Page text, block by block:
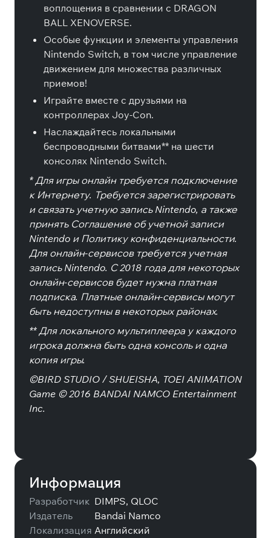
воплощения в сравнении с DRAGON
BALL XENOVERSE.
Особые функции и элементы управления
Nintendo Switch, в том числе управление
движением для множества различных
приемов!
Играйте вместе с друзьями на
контроллерах Joy-Con.
Наслаждайтесь локальными
беспроводными битвами** на шести
консолях Nintendo Switch.
* Для игры онлайн требуется подключение
к Интернету. Требуется зарегистрировать
и связать учетную запись Nintendo, а также
принять Соглашение об учетной записи
Nintendo и Политику конфиденциальности.
Для онлайн-сервисов требуется учетная
запись Nintendo. С 2018 года для некоторых
онлайн-сервисов будет нужна платная
подписка. Платные онлайн-сервисы могут
быть недоступны в некоторых районах.
** Для локального мультиплеера у каждого
игрока должна быть одна консоль и одна
копия игры.
©BIRD STUDIO / SHUEISHA, TOEI ANIMATION
Game © 2016 BANDAI NAMCO Entertainment
Inc.
Информация
Разработчик DIMPS, QLOC
Издатель
Bandai Namco
Локализация Английский